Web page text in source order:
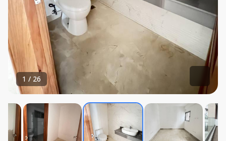
1 / 26